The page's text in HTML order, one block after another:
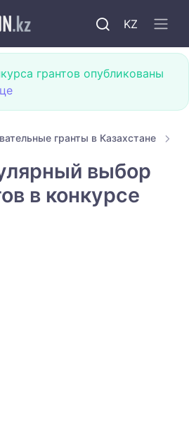
KZ
грантов опубликованы
гранты в Казахстане
выбор
в конкурсе